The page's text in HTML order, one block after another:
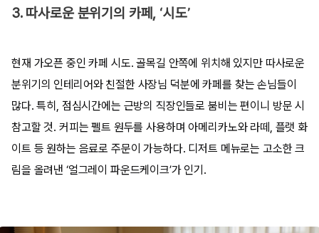
3. 따사로운 분위기의 카페, ‘시도’
현재 가오픈 중인 카페 시도. 골목길 안쪽에 위치해 있지만 따사로운
분위기의 인테리어와 친절한 사장님 덕분에 카페를 찾는 손님들이
많다. 특히, 점심시간에는 근방의 직장인들로 붐비는 편이니 방문 시
참고할 것. 커피는 펠트 원두를 사용하며 아메리카노와 라떼, 플랫 화
이트 등 원하는 음료로 주문이 가능하다. 디저트 메뉴로는 고소한 크
림을 올려낸 ‘얼그레이 파운드케이크’가 인기.